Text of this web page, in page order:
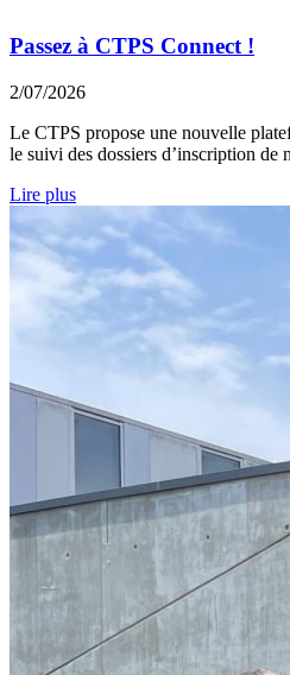
Passez à CTPS Connect !
2/07/2026
Le CTPS propose une nouvelle
le suivi des dossiers d’inscription
Lire plus